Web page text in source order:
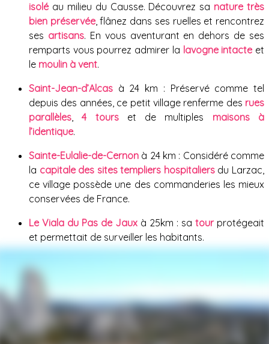
isolé au milieu du Causse. Découvrez sa nature très
bien préservée, flânez dans ses ruelles et rencontrez
ses artisans. En vous aventurant en dehors de ses
remparts vous pourrez admirer la lavogne intacte et
le moulin à vent.
Saint-Jean-d’Alcas à 24 km : Préservé comme tel
depuis des années, ce petit village renferme des rues
parallèles,4 tourset de multiples maisons à
l’identique.
Sainte-Eulalie-de-Cernon à 24 km : Considéré comme
la capitale des sites templiers hospitaliersdu Larzac,
ce village possède une des commanderies les mieux
conservées de France.
Le Viala du Pas de Jaux à 25km : sa tourprotégeait
et permettait de surveiller les habitants.